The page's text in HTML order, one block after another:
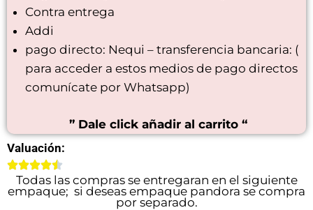
Contra entrega
Addi
pago directo: Nequi – transferencia bancaria: (
para acceder a estos medios de pago directos
comunícate por Whatsapp)
” Dale click añadir al carrito “
Valuación:
Todas las compras se entregaran en el siguiente
empaque; si deseas empaque pandora se compra
por separado.